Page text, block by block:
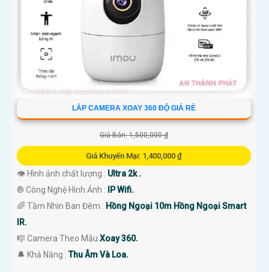
LẮP CAMERA XOAY 360 ĐỘ GIÁ RẺ
Giá Bán: 1,500,000 ₫
Giá Khuyến Mại: 1,400,000 ₫
👁 Hình ảnh chất lượng : Ultra 2k .
®️ Công Nghệ Hình Ảnh :
IP Wifi.
🌈 Tầm Nhìn Ban Đêm : Hồng Ngoại 10m Hồng Ngoại Smart
IR.
🎼️ Camera Theo Mẫu Xoay 360.
️🔔 Khả Năng :Thu Âm Và Loa.